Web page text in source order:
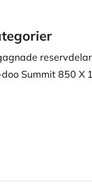
reservdelar
doo Summit 850 X